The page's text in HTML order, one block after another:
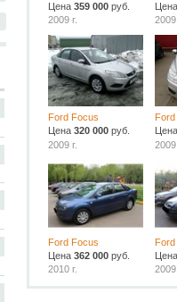
Цена359 000 руб.
2009 г.
2009
Ford Focus
Цена320 000 руб.
2009 г.
2009
Ford Focus
Цена362 000 руб.
2010 г.
2009